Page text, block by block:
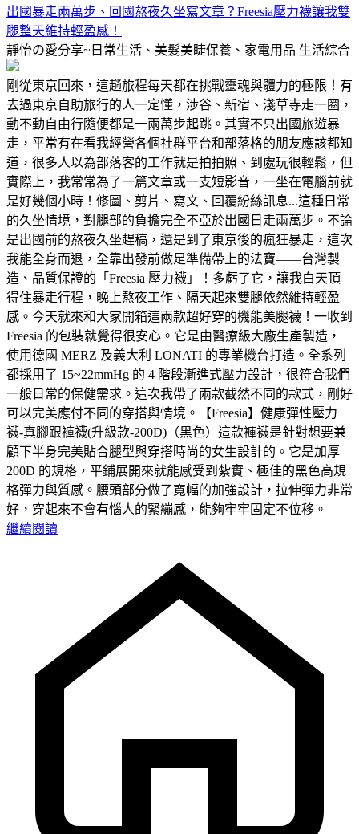
出國暴走兩萬步、回國熬夜久坐寫文章？Freesia壓力襪讓我雙
腿整天維持輕盈感！
靜怡の愛分享~日常生活、美髮美睫保養、家電用品 生活綜合
剛從東京回來，這趟旅程每天都在挑戰靈魂與體力的極限！有
去過東京自助旅行的人一定懂，涉谷、新宿、淺草寺走一圈，
動不動自由行隨便都是一兩萬步起跳。其實不只出國旅遊暴
走，平常有在看我經營各個社群平台和部落格的朋友應該都知
道，很多人以為部落客的工作就是拍拍照、到處玩很輕鬆，但
實際上，我常常為了一篇文章或一支短影音，一坐在電腦前就
是好幾個小時！修圖、剪片、寫文、回覆紛絲訊息...這種日常
的久坐情境，對腿部的負擔完全不亞於出國日走兩萬步。不論
是出國前的熬夜久坐趕稿，還是到了東京後的瘋狂暴走，這次
我能全身而退，全靠出發前做足準備帶上的法寶——台灣製
造、品質保證的「Freesia 壓力襪」！多虧了它，讓我白天頂
得住暴走行程，晚上熬夜工作、隔天起來雙腿依然維持輕盈
感。今天就來和大家開箱這兩款超好穿的機能美腿襪！一收到
Freesia 的包裝就覺得很安心。它是由醫療級大廠生產製造，
使用德國 MERZ 及義大利 LONATI 的專業機台打造。全系列
都採用了 15~22mmHg 的 4 階段漸進式壓力設計，很符合我們
一般日常的保健需求。這次我帶了兩款截然不同的款式，剛好
可以完美應付不同的穿搭與情境。【Freesia】健康彈性壓力
襪-真腳跟褲襪(升級款-200D)（黑色）這款褲襪是針對想要兼
顧下半身完美貼合腿型與穿搭時尚的女生設計的。它是加厚
200D 的規格，平鋪展開來就能感受到紮實、極佳的黑色高規
格彈力與質感。腰頭部分做了寬幅的加強設計，拉伸彈力非常
好，穿起來不會有惱人的緊繃感，能夠牢牢固定不位移。
繼續閱讀